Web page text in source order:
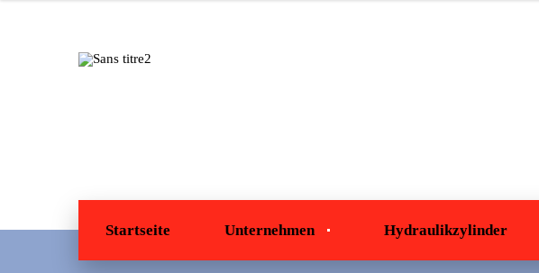
Startseite Unternehmen Hydraulikzylinder